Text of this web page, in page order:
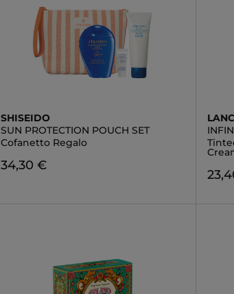
SHISEIDO
SUN PROTECTION POUCH SET
Cofanetto Regalo
34,30 €